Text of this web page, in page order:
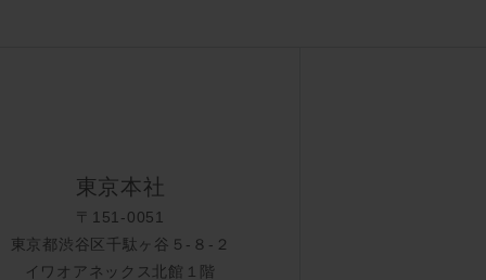
東京本社
〒151-0051
東京都渋谷区千駄ヶ谷５-８-２
イワオアネックス北館１階